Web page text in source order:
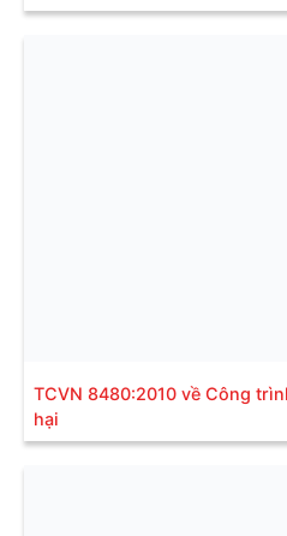
TCVN 8480:2010 về Công
hại